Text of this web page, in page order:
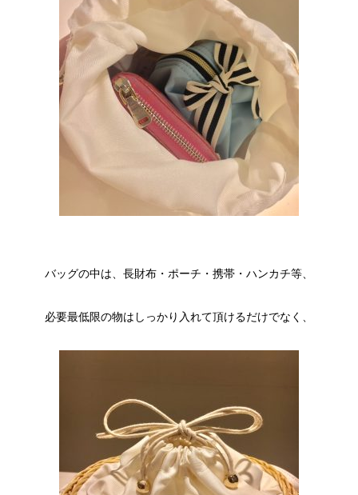
バッグの中は、長財布・ポーチ・携帯・ハンカチ等、
必要最低限の物はしっかり入れて頂けるだけでなく、